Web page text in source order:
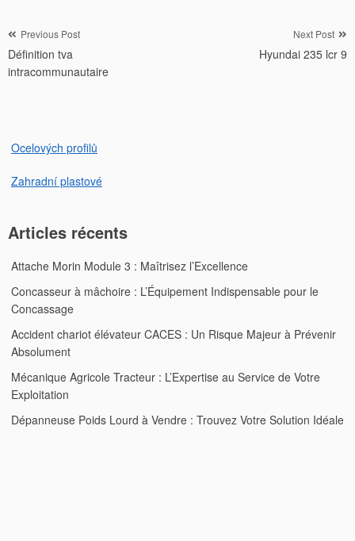
Navigation
de
l’article
Previous Post
Définition tva
intracommunautaire
Next Post
Hyundai 235 lcr 9
Ocelových profilů
Zahradní plastové
Articles récents
Attache Morin Module 3 : Maîtrisez l’Excellence
Concasseur à mâchoire : L’Équipement Indispensable pour le
Concassage
Accident chariot élévateur CACES : Un Risque Majeur à Prévenir
Absolument
Mécanique Agricole Tracteur : L’Expertise au Service de Votre
Exploitation
Dépanneuse Poids Lourd à Vendre : Trouvez Votre Solution Idéale